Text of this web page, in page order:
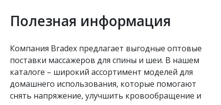
Полезная информация
Компания Bradex предлагает выгодные оптовые
поставки массажеров для спины и шеи. В нашем
каталоге – широкий ассортимент моделей для
домашнего использования, которые помогают
снять напряжение, улучшить кровообращение и